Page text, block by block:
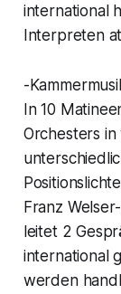
international
Interpreten
-
In 10
Orchesters
Franz
leitet 2
international
werden